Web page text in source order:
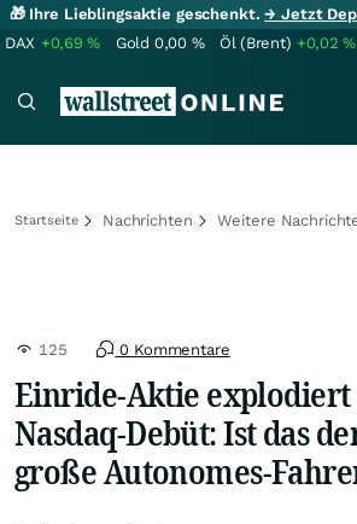
🎁 Ihre Lieblingsaktie geschenkt.→ Jetzt
DAX +0,69% Gold 0,00 % Öl (Brent) +0,02%
Startseite Nachrichten Weitere
125 0 Kommentare
Einride-Aktie
Nasdaq-Debüt: Ist das
große Autonomes-